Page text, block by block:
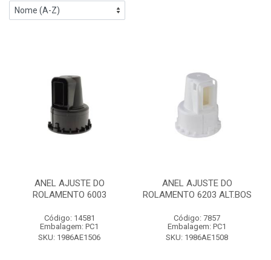
ANEL AJUSTE DO
ROLAMENTO 6003
Código: 14581
Embalagem: PC1
SKU: 1986AE1506
ANEL AJUSTE DO
ROLAMENTO 6203 ALT.BOS
Código: 7857
Embalagem: PC1
SKU: 1986AE1508